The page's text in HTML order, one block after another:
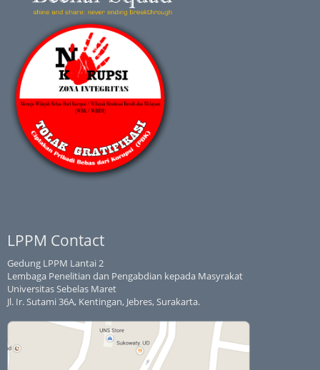
LPPM Contact
Gedung LPPM Lantai 2
Lembaga Penelitian dan Pengabdian kepada Masyrakat
Universitas Sebelas Maret
Jl. Ir. Sutami 36A, Kentingan, Jebres, Surakarta.